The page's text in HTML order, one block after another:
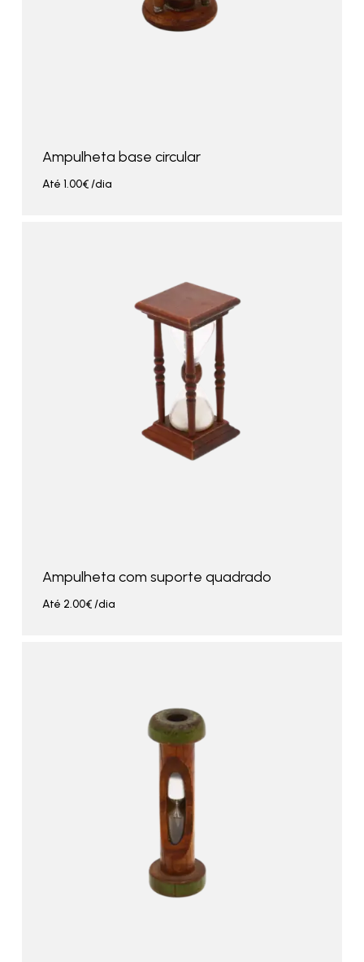
Ampulheta base circular
Até 1.00€/dia
Ampulheta com suporte quadrado
Até 2.00€/dia